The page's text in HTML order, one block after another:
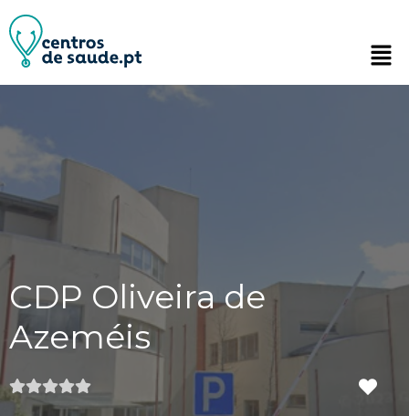
CDP Oliveira de
Azeméis